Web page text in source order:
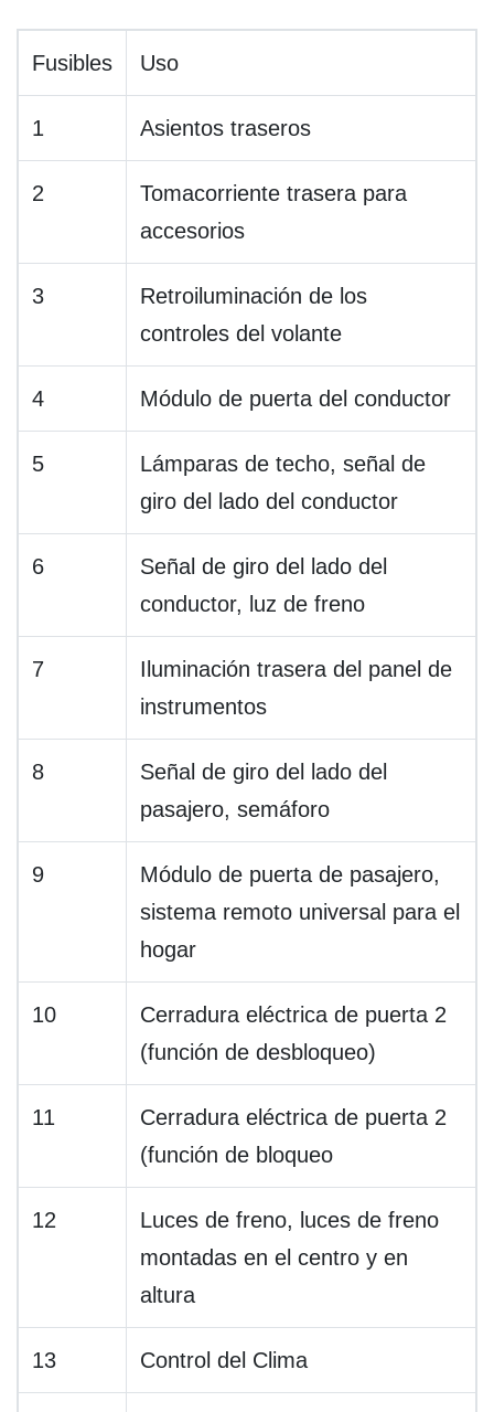
Fusibles Uso
1 Asientos traseros
2
Tomacorriente trasera para
accesorios
3
Retroiluminación de los
controles del volante
4 Módulo de puerta del conductor
5
Lámparas de techo, señal de
giro del lado del conductor
6
Señal de giro del lado del
conductor, luz de freno
7
Iluminación trasera del panel de
instrumentos
8
Señal de giro del lado del
pasajero, semáforo
9
Módulo de puerta de pasajero,
sistema remoto universal para el
hogar
10
Cerradura eléctrica de puerta 2
(función de desbloqueo)
11
Cerradura eléctrica de puerta 2
(función de bloqueo
12
Luces de freno, luces de freno
montadas en el centro y en
altura
13 Control del Clima